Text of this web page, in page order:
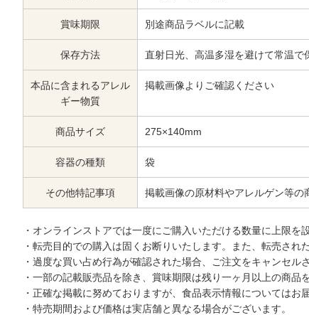
賞味期限 別途商品ラベルに記載
保存方法 直射日光、高温多湿を避けて常温で
本品に含まれるアレル
ギー物質
掲載画像よりご確認ください
商品サイズ 275×140mm
容器の種類 袋
その他特記事項 掲載画像の原材料やアレルゲン等の
・オンラインストアでは一度にご購入いただける数量に上限を
・転売目的での購入は固くお断りいたします。また、転売され
・過度な買い占め行為が確認された場合、ご注文をキャンセル
・一部の記載販売品を除き、賞味期限は残り一ヶ月以上の商品
・正確な掲載に努めておりますが、食品表示情報についてはお
・特売期間および価格は実店舗と異なる場合がございます。